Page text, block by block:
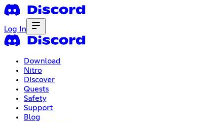
Log In
Download
Nitro
Discover
Quests
Safety
Support
Blog